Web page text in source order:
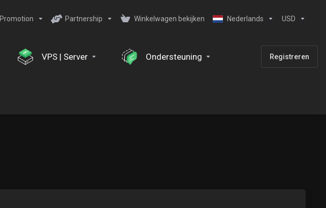
Promotion Partnership Winkelwagen bekijken Nederlands USD
VPS | Server Ondersteuning Registreren